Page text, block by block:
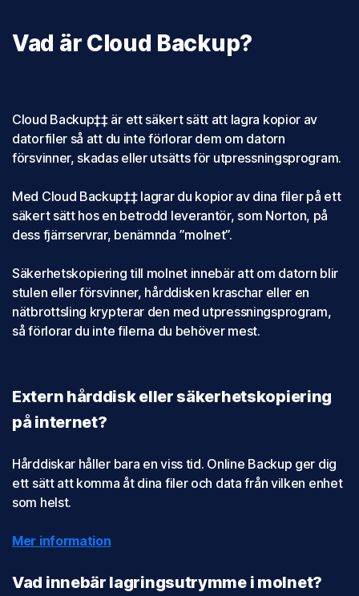
Vad är Cloud Backup?
Cloud Backup‡‡ är ett säkert sätt att lagra kopior av
datorfiler så att du inte förlorar dem om datorn
försvinner, skadas eller utsätts för utpressningsprogram.
Med Cloud Backup‡‡ lagrar du kopior av dina filer på ett
säkert sätt hos en betrodd leverantör, som Norton, på
dess fjärrservrar, benämnda ”molnet”.
Säkerhetskopiering till molnet innebär att om datorn blir
stulen eller försvinner, hårddisken kraschar eller en
nätbrottsling krypterar den med utpressningsprogram,
så förlorar du inte filerna du behöver mest.
Extern hårddisk eller säkerhetskopiering
på internet?
Hårddiskar håller bara en viss tid. Online Backup ger dig
ett sätt att komma åt dina filer och data från vilken enhet
som helst.
Mer information
Vad innebär lagringsutrymme i molnet?